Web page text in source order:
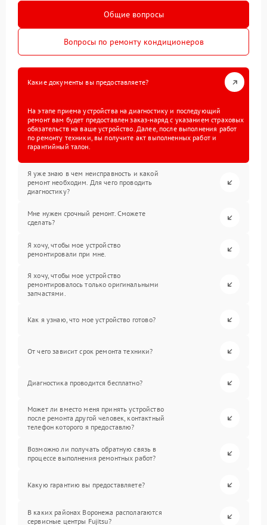
Общие вопросы
Вопросы по ремонту кондиционеров
Какие документы вы предоставляете?
На этапе приема устройства на диагностику и последующий
ремонт вам будет предоставлен заказ-наряд с указанием страховых
обязательств на ваше устройство. Далее, после выполнения работ
по ремонту техники, вы получите акт выполненных работ и
гарантийный талон.
Я уже знаю в чем неисправность и какой
ремонт необходим. Для чего проводить
диагностику?
Мне нужен срочный ремонт. Сможете
сделать?
Я хочу, чтобы мое устройство
ремонтировали при мне.
Я хочу, чтобы мое устройство
ремонтировалось только оригинальными
запчастями.
Как я узнаю, что мое устройство готово?
От чего зависит срок ремонта техники?
Диагностика проводится бесплатно?
Может ли вместо меня принять устройство
после ремонта другой человек, контактный
телефон которого я предоставлю?
Возможно ли получать обратную связь в
процессе выполнения ремонтных работ?
Какую гарантию вы предоставляете?
В каких районах Воронежа располагаются
сервисные центры Fujitsu?